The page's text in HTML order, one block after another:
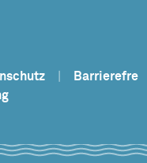
Barrierefre